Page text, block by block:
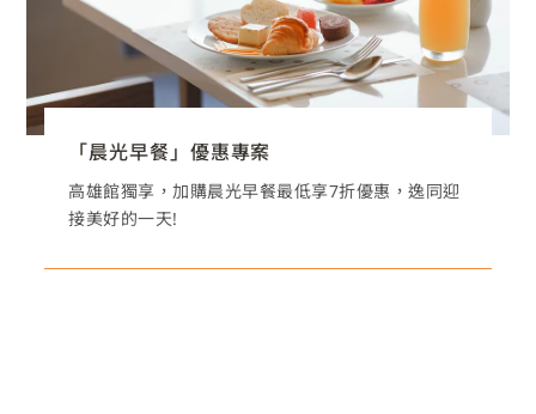
「晨光早餐」優惠專案
高雄館獨享，加購晨光早餐最低享7折優惠，逸同迎
接美好的一天!